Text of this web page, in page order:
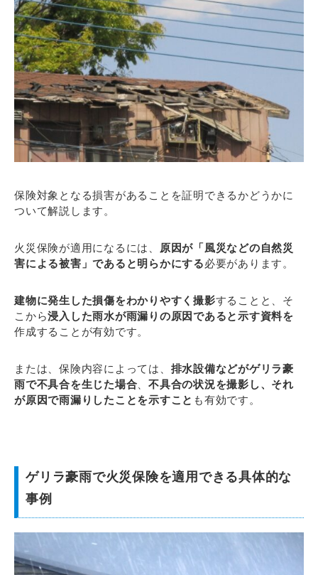
保険対象となる損害があることを証明できるかどうかに
ついて解説します。
火災保険が適用になるには、
原因が「風災などの自然災
害による被害」であると明らかにする必要があります。
建物に発生した損傷をわかりやすく撮影することと、そ
こから浸入した雨水が雨漏りの原因であると示す資料を
作成することが有効です。
または、保険内容によっては、 排水設備などがゲリラ豪
雨で不具合を生じた場合
不具合の状況を撮影し、それ
が原因で雨漏りしたことを示すこと も有効です。
ゲリラ豪雨で火災保険を適用できる具体的な
事例